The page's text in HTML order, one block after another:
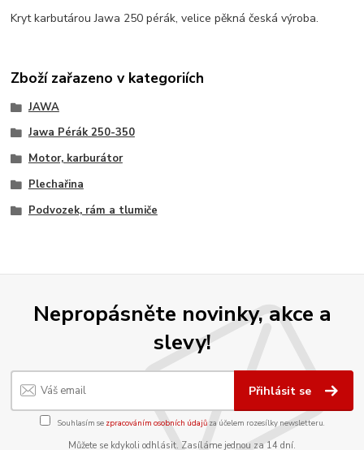
Kryt karbutárou Jawa 250 pérák, velice pěkná česká výroba.
Zboží zařazeno v kategoriích
JAWA
Jawa Pérák 250-350
Motor, karburátor
Plechařina
Podvozek, rám a tlumiče
Nepropásněte novinky, akce a
slevy!
Přihlásit se
Souhlasím se zpracováním osobních údajůza účelem rozesílky newsletteru.
Můžete se kdykoli odhlásit. Zasíláme jednou za 14 dní.